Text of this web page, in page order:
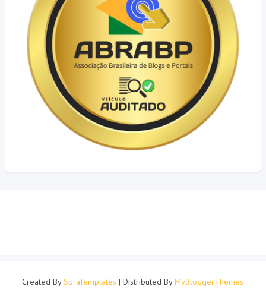
Created BySoraTemplates | Distributed ByMyBloggerThemes